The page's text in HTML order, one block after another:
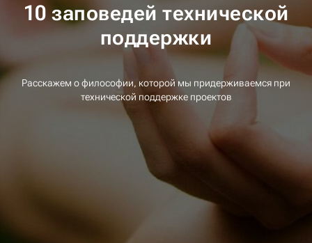
10 заповедей технической
поддержки
Расскажем о философии, которой мы придерживаемся при
технической поддержке проектов